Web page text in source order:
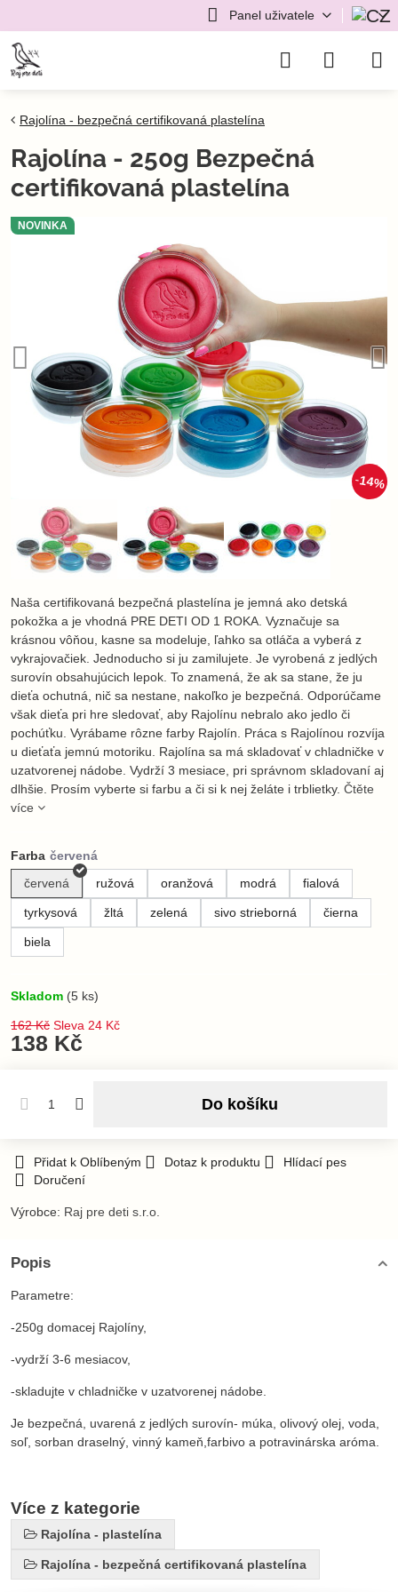
Panel uživatele
NOVINKA
14%
Rajolína - bezpečná certifikovaná plastelína
Rajolína - 250g Bezpečná
certifikovaná plastelína
Naša certifikovaná bezpečná plastelína je jemná ako detská
pokožka a je vhodná PRE DETI OD 1 ROKA. Vyznačuje sa
krásnou vôňou, kasne sa modeluje, ľahko sa otláča a vyberá z
vykrajovačiek. Jednoducho si ju zamilujete. Je vyrobená z jedlých
surovín obsahujúcich lepok. To znamená, že ak sa stane, že ju
dieťa ochutná, nič sa nestane, nakoľko je bezpečná. Odporúčame
však dieťa pri hre sledovať, aby Rajolínu nebralo ako jedlo či
pochúťku. Vyrábame rôzne farby Rajolín. Práca s Rajolínou rozvíja
u dieťaťa jemnú motoriku. Rajolína sa má skladovať v chladničke v
uzatvorenej nádobe. Vydrží 3 mesiace, pri správnom skladovaní aj
dlhšie. Prosím vyberte si farbu a či si k nej želáte i trblietky. Čtěte
více
Farba
červená
ružová oranžová modrá fialová
tyrkysová žltá zelená sivo strieborná čierna
biela
Skladom (5 ks)
162 Kč Sleva 24 Kč
138 Kč
Do košíku
Přidat k Oblíbeným Dotaz k produktu
Hlídací pes
Doručení
Výrobce: Raj pre deti s.r.o.
Popis
Parametre:
-250g domacej Rajolíny,
-vydrží 3-6 mesiacov,
-skladujte v chladničke v uzatvorenej nádobe.
Je bezpečná, uvarená z jedlých surovín- múka, olivový olej, voda,
soľ, sorban draselný, vinný kameň,farbivo a potravinárska aróma.
Více z kategorie
Rajolína - plastelína
Rajolína - bezpečná certifikovaná plastelína